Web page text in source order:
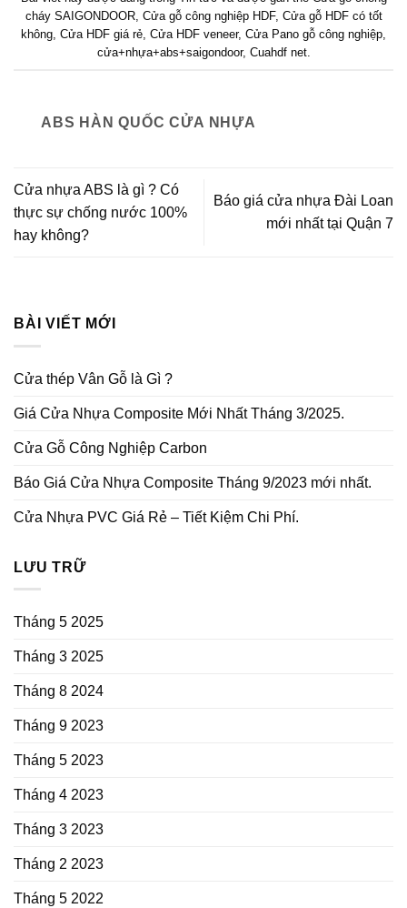
cháy SAIGONDOOR, Cửa gỗ công nghiệp HDF, Cửa gỗ HDF có tốt
không, Cửa HDF giá rẻ, Cửa HDF veneer, Cửa Pano gỗ công nghiệp,
cửa+nhựa+abs+saigondoor, Cuahdf net.
ABS HÀN QUỐC CỬA NHỰA
Cửa nhựa ABS là gì ? Có
thực sự chống nước 100%
hay không?
Báo giá cửa nhựa Đài Loan
mới nhất tại Quận 7
BÀI VIẾT MỚI
Cửa thép Vân Gỗ là Gì ?
Giá Cửa Nhựa Composite Mới Nhất Tháng 3/2025.
Cửa Gỗ Công Nghiệp Carbon
Báo Giá Cửa Nhựa Composite Tháng 9/2023 mới nhất.
Cửa Nhựa PVC Giá Rẻ – Tiết Kiệm Chi Phí.
LƯU TRỮ
Tháng 5 2025
Tháng 3 2025
Tháng 8 2024
Tháng 9 2023
Tháng 5 2023
Tháng 4 2023
Tháng 3 2023
Tháng 2 2023
Tháng 5 2022